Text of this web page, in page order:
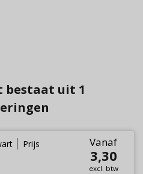
bestaat uit 1
Prijs
Vanaf
3,30
excl. btw